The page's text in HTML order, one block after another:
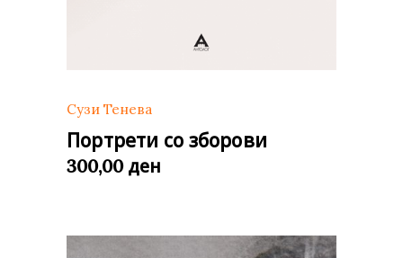
Сузи Тенева
Портрети со зборови
300,00 ден